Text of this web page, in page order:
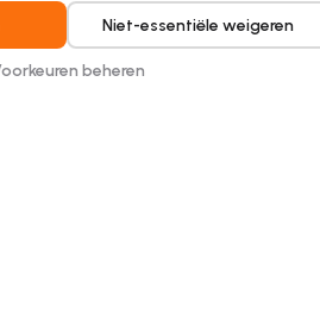
Niet-essentiële weigeren
beheren